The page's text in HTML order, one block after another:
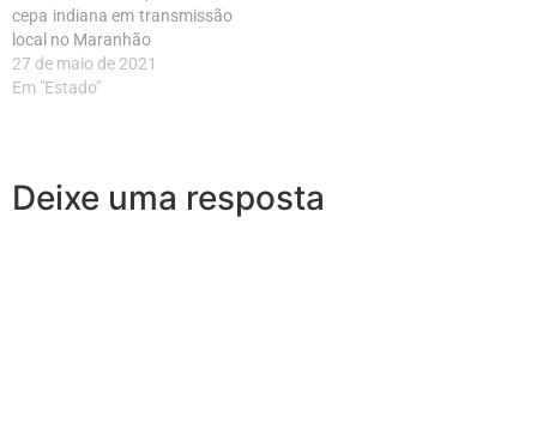
cepa indiana em transmissão
local no Maranhão
27 de maio de 2021
Em "Estado"
Deixe uma resposta